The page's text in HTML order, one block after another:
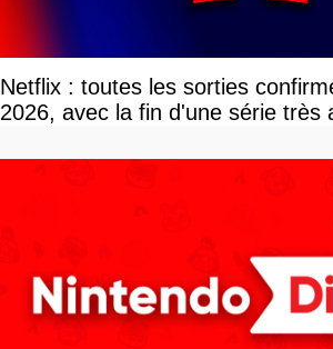
Netflix : toutes les sorties
2026, avec la fin d'une série très